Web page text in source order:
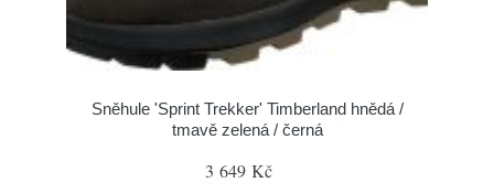
Sněhule 'Sprint Trekker' Timberland hnědá /
tmavě zelená / černá
3 649 Kč